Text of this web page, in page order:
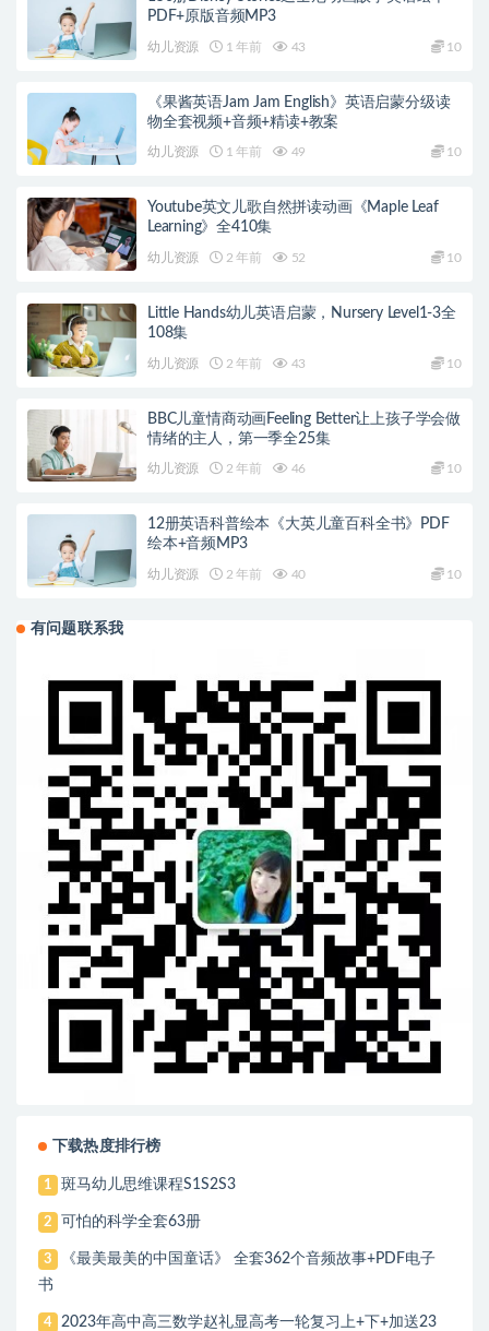
PDF+原版音频MP3
幼儿资源 1 年前 43 10
《果酱英语Jam Jam English》英语启蒙分级读
物全套视频+音频+精读+教案
幼儿资源 1 年前 49 10
Youtube英文儿歌自然拼读动画《Maple Leaf
Learning》全410集
幼儿资源 2 年前 52 10
Little Hands幼儿英语启蒙，Nursery Level1-3全
108集
幼儿资源 2 年前 43 10
BBC儿童情商动画Feeling Better让上孩子学会做
情绪的主人，第一季全25集
幼儿资源 2 年前 46 10
12册英语科普绘本《大英儿童百科全书》PDF
绘本+音频MP3
幼儿资源 2 年前 40 10
有问题联系我
下载热度排行榜
1 斑马幼儿思维课程S1S2S3
2 可怕的科学全套63册
3
《最美最美的中国童话》 全套362个音频故事+PDF电子
书
4
2023年高中高三数学赵礼显高考一轮复习上+下+加送23